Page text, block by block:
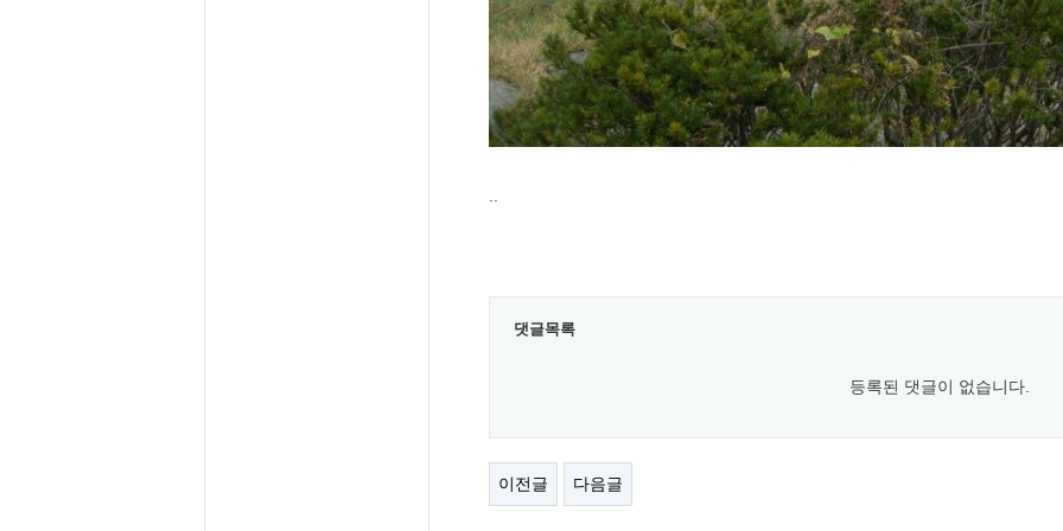
댓글목록
등록된 댓글이 없습니다.
이전글 다음글